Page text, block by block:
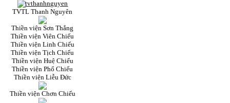
TVTL Thanh Nguyên
Thiền viện Sơn Thắng
Thiền viện Viên Chiếu
Thiền viện Linh Chiếu
Thiền viện Tịch Chiếu
Thiền viện Huệ Chiếu
Thiền viện Phổ Chiếu
Thiền viện Liễu Đức
Thiền viện Chơn Chiếu